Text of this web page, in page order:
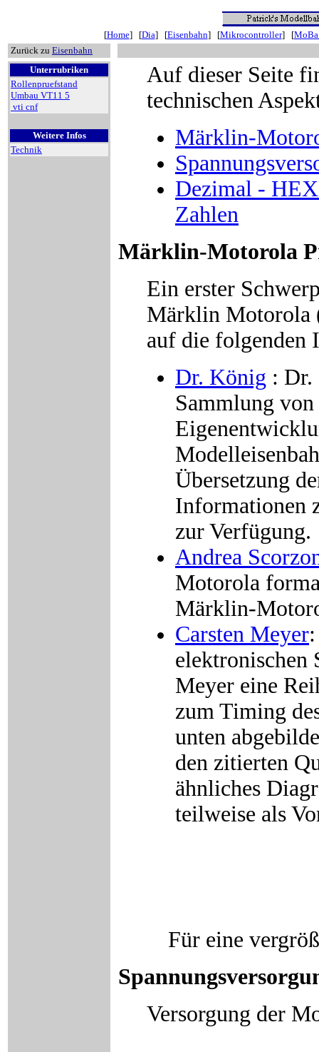
[Home] [Dia] [Eisenbahn] [Mikrocontroller] [MoBa
Zurück zu Eisenbahn
Unterrubriken
Rollenpruefstand
Umbau VT11 5
vti cnf
Weitere Infos
Technik
Auf dieser Seite
technischen
Märklin-
Dezimal -
Zahlen
Märklin-Motorola
Ein erster
Märklin Motorola
auf die folgenden
Dr. König :
Sammlung
Übersetzung
Informationen
zur Verfügung.
Andrea
Motorola
Märklin-
Carsten Meyer
elektronischen
Meyer eine
zum Timing
unten
den zitierten
ähnliches
teilweise als
Für eine
Versorgung der